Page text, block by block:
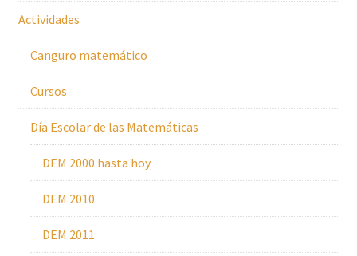
Actividades
Canguro matemático
Cursos
Día Escolar de las Matemáticas
DEM 2000 hasta hoy
DEM 2010
DEM 2011